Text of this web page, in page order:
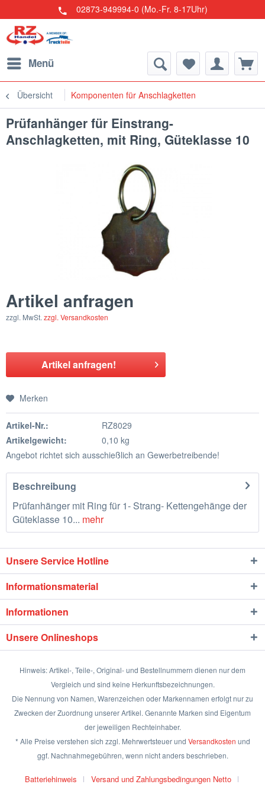
02873-949994-0 (Mo.-Fr. 8-17Uhr)
Menü
Übersicht Komponenten für Anschlagketten
Prüfanhänger für Einstrang-
Anschlagketten, mit Ring, Güteklasse 10
Artikel anfragen
zzgl. MwSt. zzgl. Versandkosten
Artikel anfragen!
Merken
Artikel-Nr.:
RZ8029
Artikelgewicht:
0,10 kg
Angebot richtet sich ausschießlich an Gewerbetreibende!
Beschreibung
Prüfanhänger mit Ring für 1- Strang- Kettengehänge der
Güteklasse 10... mehr
Unsere Service Hotline
Informationsmaterial
Informationen
Unsere Onlineshops
Hinweis: Artikel-, Teile-, Original- und Bestellnummern dienen nur dem
Vergleich und sind keine Herkunftsbezeichnungen.
Die Nennung von Namen, Warenzeichen oder Markennamen erfolgt nur zu
Zwecken der Zuordnung unserer Artikel. Genannte Marken sind Eigentum
der jeweiligen Rechteinhaber.
* Alle Preise verstehen sich zzgl. Mehrwertsteuer und Versandkosten und
ggf. Nachnahmegebühren, wenn nicht anders beschrieben.
Batteriehinweis
Versand und Zahlungsbedingungen Netto